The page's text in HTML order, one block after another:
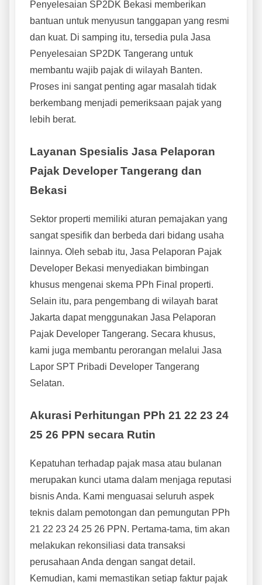
Penyelesaian SP2DK Bekasi memberikan
bantuan untuk menyusun tanggapan yang resmi
dan kuat. Di samping itu, tersedia pula Jasa
Penyelesaian SP2DK Tangerang untuk
membantu wajib pajak di wilayah Banten.
Proses ini sangat penting agar masalah tidak
berkembang menjadi pemeriksaan pajak yang
lebih berat.
Layanan Spesialis Jasa Pelaporan
Pajak Developer Tangerang dan
Bekasi
Sektor properti memiliki aturan pemajakan yang
sangat spesifik dan berbeda dari bidang usaha
lainnya. Oleh sebab itu, Jasa Pelaporan Pajak
Developer Bekasi menyediakan bimbingan
khusus mengenai skema PPh Final properti.
Selain itu, para pengembang di wilayah barat
Jakarta dapat menggunakan Jasa Pelaporan
Pajak Developer Tangerang. Secara khusus,
kami juga membantu perorangan melalui Jasa
Lapor SPT Pribadi Developer Tangerang
Selatan.
Akurasi Perhitungan PPh 21 22 23 24
25 26 PPN secara Rutin
Kepatuhan terhadap pajak masa atau bulanan
merupakan kunci utama dalam menjaga reputasi
bisnis Anda. Kami menguasai seluruh aspek
teknis dalam pemotongan dan pemungutan PPh
21 22 23 24 25 26 PPN. Pertama-tama, tim akan
melakukan rekonsiliasi data transaksi
perusahaan Anda dengan sangat detail.
Kemudian, kami memastikan setiap faktur pajak